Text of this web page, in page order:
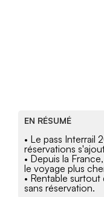
EN RÉSUMÉ
• Le pass Interrail
réservations
• Depuis la
le voyage plus
• Rentable
sans réservation.